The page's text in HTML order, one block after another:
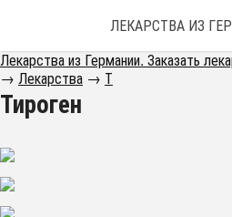
ЛЕКАРСТВА ИЗ
Лекарства из Германии. Заказать
→ Лекарства → Т
Тироген